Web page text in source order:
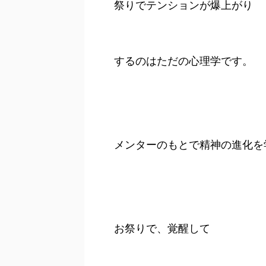
祭りでテンションが爆上がり
するのはただの心理学です。
メンターのもとで精神の進化を
お祭りで、覚醒して